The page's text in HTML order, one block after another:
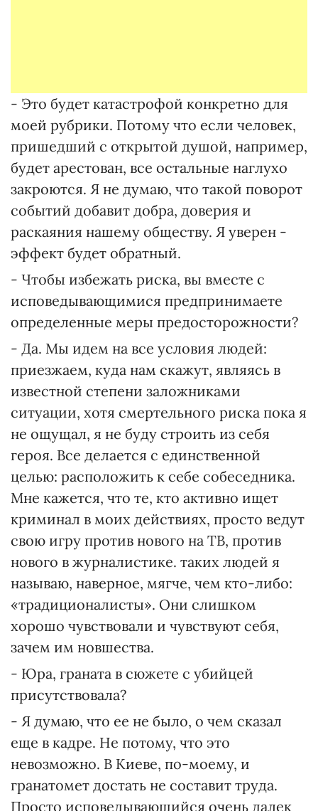
- Это будет катастрофой конкретно для
моей рубрики. Потому что если человек,
пришедший с открытой душой, например,
будет арестован, все остальные наглухо
закроются. Я не думаю, что такой поворот
событий добавит добра, доверия и
раскаяния нашему обществу. Я уверен -
эффект будет обратный.
- Чтобы избежать риска, вы вместе с
исповедывающимися предпринимаете
определенные меры предосторожности?
- Да. Мы идем на все условия людей:
приезжаем, куда нам скажут, являясь в
известной степени заложниками
ситуации, хотя смертельного риска пока я
не ощущал, я не буду строить из себя
героя. Все делается с единственной
целью: расположить к себе собеседника.
Мне кажется, что те, кто активно ищет
криминал в моих действиях, просто ведут
свою игру против нового на ТВ, против
нового в журналистике. таких людей я
называю, наверное, мягче, чем кто-либо:
«традиционалисты». Они слишком
хорошо чувствовали и чувствуют себя,
зачем им новшества.
- Юра, граната в сюжете с убийцей
присутствовала?
- Я думаю, что ее не было, о чем сказал
еще в кадре. Не потому, что это
невозможно. В Киеве, по-моему, и
гранатомет достать не составит труда.
Просто исповедывающийся очень далек